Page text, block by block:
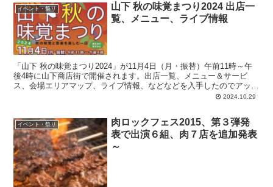
イベント・祭り
山下 秋の味覚まつり2024 出店一
覧、メニュー、ライブ情報
「山下 秋の味覚まつり2024」が11月4日（月・振替）午前11時～午
後4時に山下商店街で開催されます。出店一覧、メニュー＆サービ
ス、会場エリアマップ、ライブ情報、などなどを入手したのでアップ
2024.10.29
イベント・祭り
肉ロックフェス2015、第３弾発
表で出演６組、肉７店を追加発表
～